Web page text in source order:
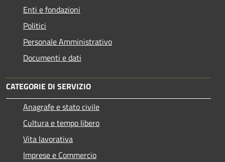
Enti e fondazioni
Politici
Personale Amministrativo
Documenti e dati
CATEGORIE DI SERVIZIO
Anagrafe e stato civile
Cultura e tempo libero
Vita lavorativa
Imprese e Commercio